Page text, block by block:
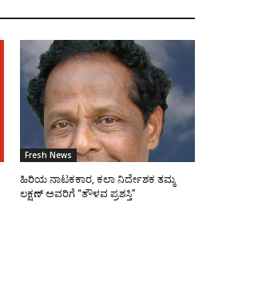
Fresh News
ಹಿರಿಯ ನಾಟಕಕಾರ, ಕಲಾ ನಿರ್ದೇಶಕ ತಮ್ಮ
ಲಕ್ಷಣ್ ಅವರಿಗೆ “ತೌಳವ ಪ್ರಶಸ್ತಿ”